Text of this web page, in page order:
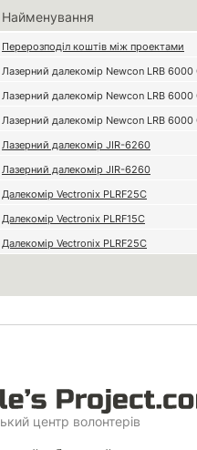
Найменування
Перерозподіл коштів між проектами
Лазерний далекомір Newcon LRB 6000
Лазерний далекомір Newcon LRB 6000
Лазерний далекомір Newcon LRB 6000
Лазерний далекомір JIR-6260
Лазерний далекомір JIR-6260
Далекомір Vectronix PLRF25C
Далекомір Vectronix PLRF15C
Далекомір Vectronix PLRF25C
центр волонтерів